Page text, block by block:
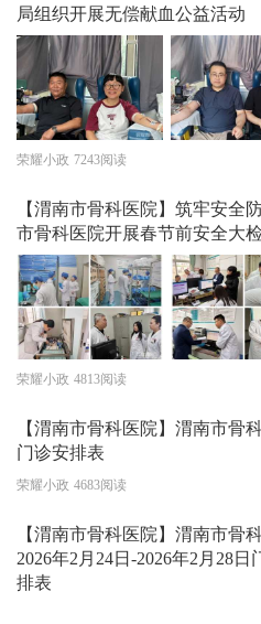
局组织开展无偿献血公益活动
荣耀小政 7243阅读
【渭南市骨科医院】筑牢安
市骨科医院开展春节前安全大
荣耀小政 4813阅读
【渭南市骨科医院】渭南市骨
门诊安排表
荣耀小政 4683阅读
【渭南市骨科医院】渭南市骨
2026年2月24日-2026年2月28日
排表